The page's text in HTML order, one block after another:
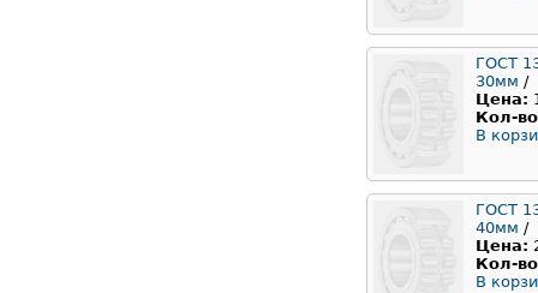
ГОСТ
30мм /
Цена:
Кол-
В
ГОСТ
40мм /
Цена:
Кол-
В